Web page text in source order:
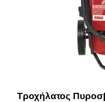
Τροχήλατος